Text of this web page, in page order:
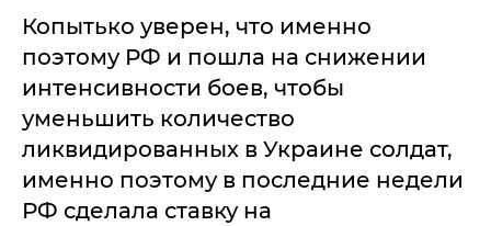
Копытько уверен, что именно
поэтому РФ и пошла на снижении
интенсивности боев, чтобы
уменьшить количество
ликвидированных в Украине солдат,
именно поэтому в последние недели
РФ сделала ставку на